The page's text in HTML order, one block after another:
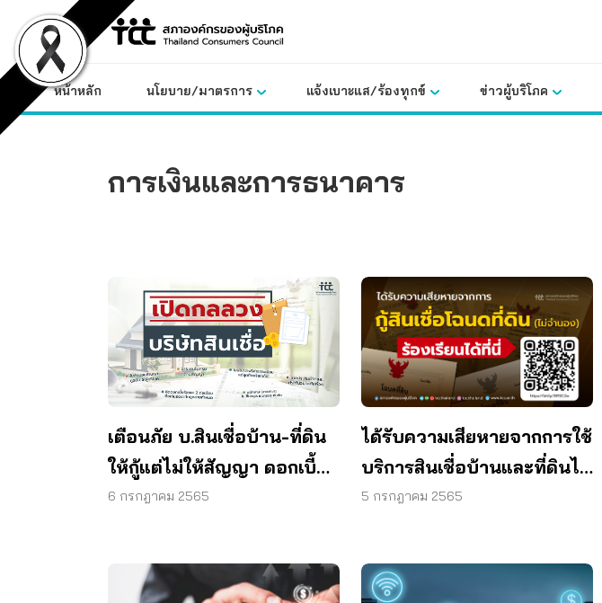
content
หน้าหลัก นโยบาย/มาตรการ แจ้งเบาะแส/ร้องทุกข์ ข่าวผู้บริโภค
การเงินและการธนาคาร
เตือนภัย บ.สินเชื่อบ้าน-ที่ดิน
ให้กู้แต่ไม่ให้สัญญา ดอกเบี้ย
งอก สุดท้ายโดนฟ้อง
6 กรกฎาคม 2565
ได้รับความเสียหายจากการใช้
บริการสินเชื่อบ้านและที่ดินไม่
จดจำนอง ร้องเรียนได้ที่นี่
5 กรกฎาคม 2565